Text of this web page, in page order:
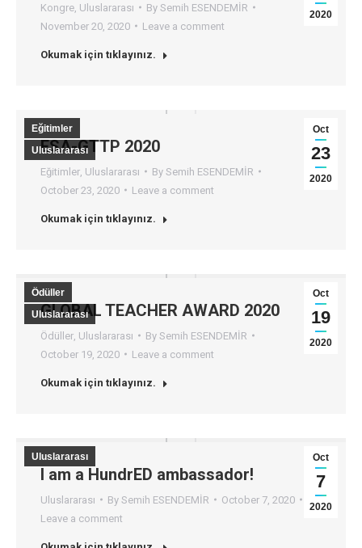
2020
Kongre Uluslararası By Semih ESENDEMİR
November 20, 2020
Leave a comment
Okumak için tıklayınız.
Oct
23
2020
Eğitimler
Uluslararası
ESA-GTTP 2020
Eğitimler Uluslararası By Semih ESENDEMİR
October 23, 2020
Leave a comment
Okumak için tıklayınız.
Oct
19
2020
Ödüller
Uluslararası
GLOBAL TEACHER AWARD 2020
Ödüller Uluslararası By Semih ESENDEMİR
October 19, 2020
Leave a comment
Okumak için tıklayınız.
Oct
7
2020
Uluslararası
I am a HundrED ambassador!
Uluslararası By Semih ESENDEMİR
October 7, 2020
Leave a comment